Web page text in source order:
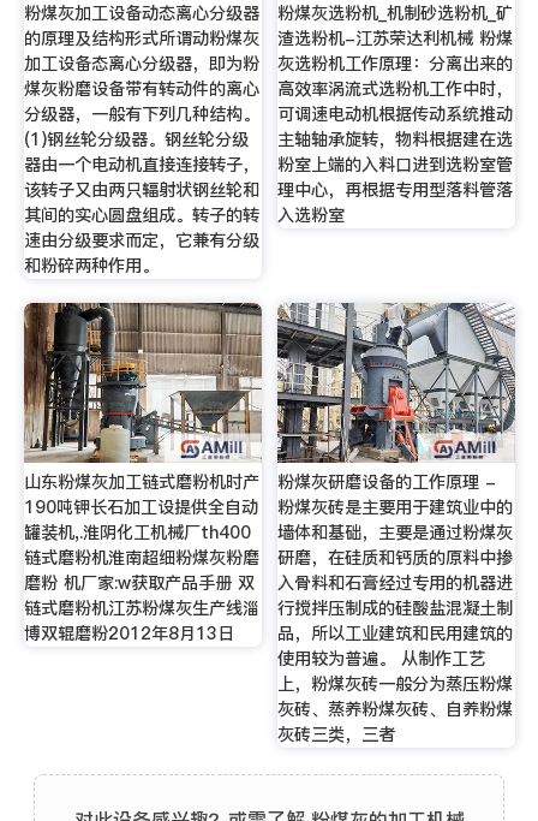
粉煤灰加工设备动态离心分级器
的原理及结构形式所谓动粉煤灰
加工设备态离心分级器，即为粉
煤灰粉磨设备带有转动件的离心
分级器，一般有下列几种结构。
(1)钢丝轮分级器。钢丝轮分级
器由一个电动机直接连接转子，
该转子又由两只辐射状钢丝轮和
其间的实心圆盘组成。转子的转
速由分级要求而定，它兼有分级
和粉碎两种作用。
粉煤灰选粉机_机制砂选粉机_矿
渣选粉机-江苏荣达利机械 粉煤
灰选粉机工作原理：分离出来的
高效率涡流式选粉机工作中时，
可调速电动机根据传动系统推动
主轴轴承旋转，物料根据建在选
粉室上端的入料口进到选粉室管
理中心，再根据专用型落料管落
入选粉室
山东粉煤灰加工链式磨粉机时产
190吨钾长石加工设提供全自动
罐装机,.淮阴化工机械厂th400
链式磨粉机淮南超细粉煤灰粉磨
磨粉 机厂家:w获取产品手册 双
链式磨粉机江苏粉煤灰生产线淄
博双辊磨粉2012年8月13日
粉煤灰研磨设备的工作原理 -
粉煤灰砖是主要用于建筑业中的
墙体和基础，主要是通过粉煤灰
研磨，在硅质和钙质的原料中掺
入骨料和石膏经过专用的机器进
行搅拌压制成的硅酸盐混凝土制
品，所以工业建筑和民用建筑的
使用较为普遍。 从制作工艺
上，粉煤灰砖一般分为蒸压粉煤
灰砖、蒸养粉煤灰砖、自养粉煤
灰砖三类，三者